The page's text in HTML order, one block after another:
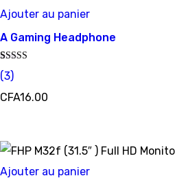
Ajouter au panier
A Gaming Headphone
Noté
5.00
sur
3
notations
(3)
CFA16.00
Ajouter au panier